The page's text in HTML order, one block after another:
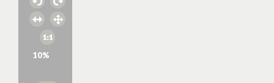
10%